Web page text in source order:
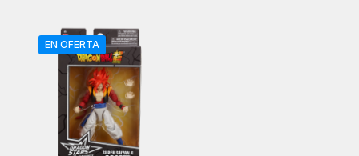
EN OFERTA